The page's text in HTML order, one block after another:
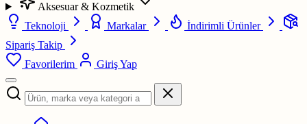
Aksesuar & Kozmetik
Teknoloji
Markalar
İndirimli Ürünler
Sipariş Takip
Favorilerim
Giriş Yap